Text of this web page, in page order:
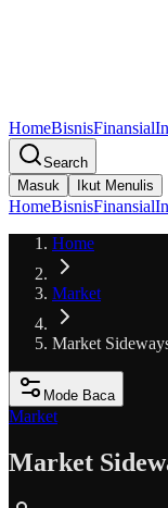
HomeBisnisFinansial
Search
Masuk
Ikut Menulis
HomeBisnisFinansial
Home
Market
Market
Mode Baca
Market
Market